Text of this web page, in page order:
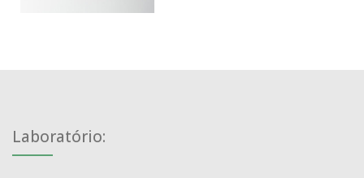
Laboratório: